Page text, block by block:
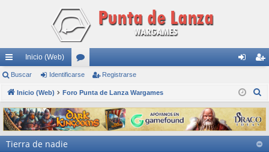
nl
ac
es
rá
pi
Inicio (Web)
or
os nti
fic
ar
ist
ra
rs
e
Buscar Identificarse Registrarse
Inicio (Web) Foro Punta de Lanza Wargames
s
c
Tierra de nadie